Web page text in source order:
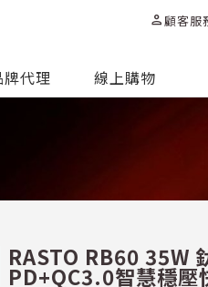
person顧客服
代理 線上購物
RASTO RB60 35W
PD+QC3.0智慧穩壓